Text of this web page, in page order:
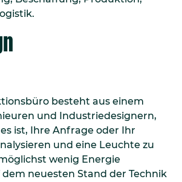
besteht aus einem
und Industriedesignern,
ist, Ihre Anfrage oder Ihr
und eine Leuchte zu
wenig Energie
neuesten Stand der Technik